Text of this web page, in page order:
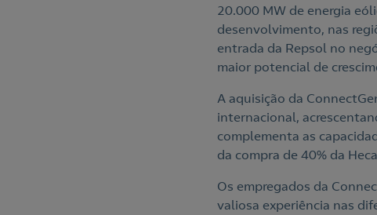
20.000 MW de energia
desenvolvimento, nas
entrada da Repsol no
maior potencial de
A aquisição da
internacional,
complementa as
da compra de 40% da
Os empregados da
valiosa experiência nas